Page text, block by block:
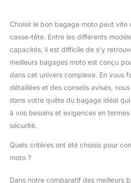
Choisir le bon bagage moto peut vite
casse-tête. Entre les différents
capacités, il est difficile de s’y
meilleurs bagages moto est conçu
dans cet univers complexe. En vous
détaillées et des conseils avisés,
dans votre quête du bagage idéal
à vos besoins et exigences en
sécurité.
Quels critères ont été choisis pour
moto ?
Dans notre comparatif des meilleurs